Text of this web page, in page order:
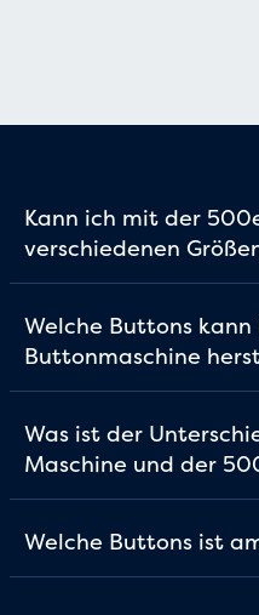
Kann ich mit der
verschiedenen
Welche Buttons
Buttonmaschine
Was ist der
Maschine und der
Welche Buttons ist